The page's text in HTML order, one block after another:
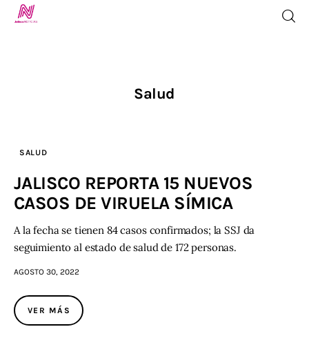
Programación
Jalisco TV
Jalisco RADIO / En Vivo
Nosotros
Salud
SALUD
JALISCO REPORTA 15 NUEVOS
CASOS DE VIRUELA SÍMICA
A la fecha se tienen 84 casos confirmados; la SSJ da
seguimiento al estado de salud de 172 personas.
AGOSTO 30, 2022
VER MÁS